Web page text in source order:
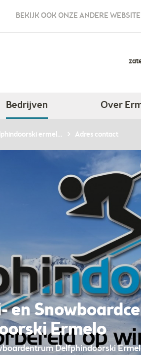
BEKIJK OOK ONZE ANDERE
Bedrijven Over
ermel… Adres contact
en
Ermelo
Delfphindoorski